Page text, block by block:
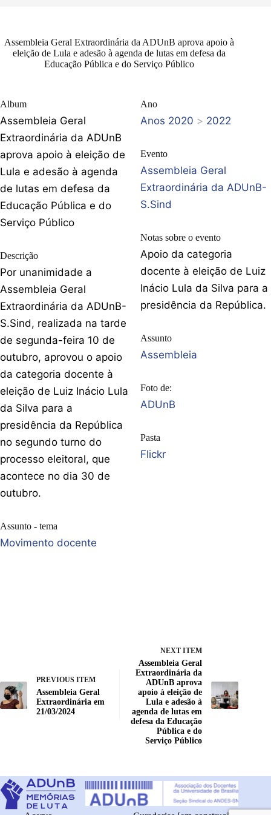
Assembleia Geral Extraordinária da ADUnB aprova apoio à
eleição de Lula e adesão à agenda de lutas em defesa da
Educação Pública e do Serviço Público
Album
Assembleia Geral
Extraordinária da ADUnB
aprova apoio à eleição de
Lula e adesão à agenda
de lutas em defesa da
Educação Pública e do
Serviço Público
Descrição
Por unanimidade a
Assembleia Geral
Extraordinária da ADUnB-
S.Sind, realizada na tarde
de segunda-feira 10 de
outubro, aprovou o apoio
da categoria docente à
eleição de Luiz Inácio Lula
da Silva para a
presidência da República
no segundo turno do
processo eleitoral, que
acontece no dia 30 de
outubro.
Assunto - tema
Movimento docente
Ano
Anos 2020 > 2022
Evento
Assembleia Geral
Extraordinária da ADUnB-
S.Sind
Notas sobre o evento
Apoio da categoria
docente à eleição de Luiz
Inácio Lula da Silva para a
presidência da República.
Assunto
Assembleia
Foto de:
ADUnB
Pasta
Flickr
PREVIOUS ITEM
Assembleia Geral
Extraordinária em
21/03/2024
NEXT ITEM
Assembleia Geral
Extraordinária da
ADUnB aprova
apoio à eleição de
Lula e adesão à
agenda de lutas em
defesa da Educação
Pública e do
Serviço Público